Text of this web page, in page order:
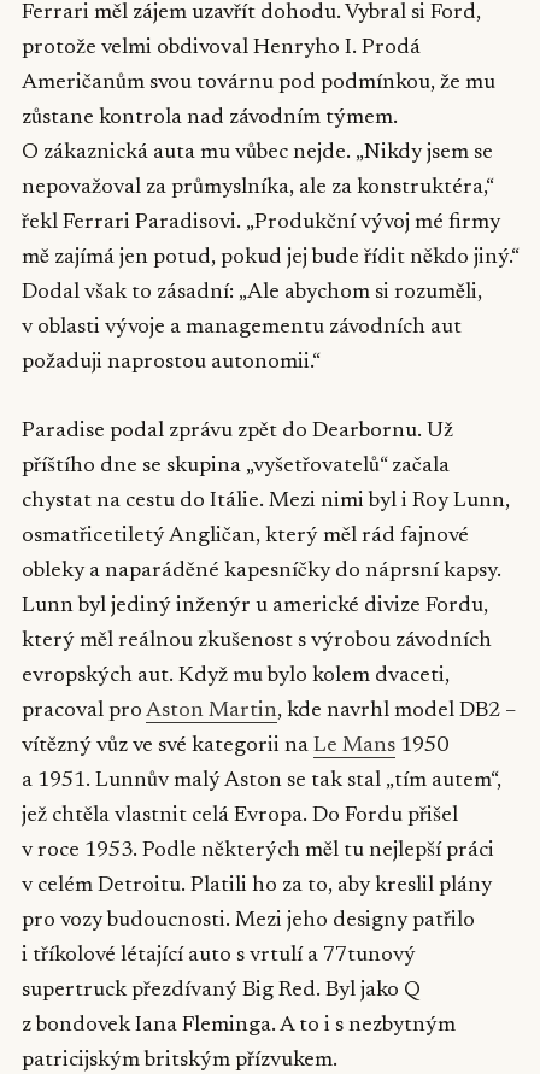
Ferrari měl zájem uzavřít dohodu. Vybral si Ford,
protože velmi obdivoval Henryho I. Prodá
Američanům svou továrnu pod podmínkou, že mu
zůstane kontrola nad závodním týmem.
O zákaznická auta mu vůbec nejde. „Nikdy jsem se
nepovažoval za průmyslníka, ale za konstruktéra,“
řekl Ferrari Paradisovi. „Produkční vývoj mé firmy
mě zajímá jen potud, pokud jej bude řídit někdo jiný.“
Dodal však to zásadní: „Ale abychom si rozuměli,
v oblasti vývoje a managementu závodních aut
požaduji naprostou autonomii.“
Paradise podal zprávu zpět do Dearbornu. Už
příštího dne se skupina „vyšetřovatelů“ začala
chystat na cestu do Itálie. Mezi nimi byl i Roy Lunn,
osmatřicetiletý Angličan, který měl rád fajnové
obleky a naparáděné kapesníčky do náprsní kapsy.
Lunn byl jediný inženýr u americké divize Fordu,
který měl reálnou zkušenost s výrobou závodních
evropských aut. Když mu bylo kolem dvaceti,
pracoval pro Aston Martin, kde navrhl model DB2 –
vítězný vůz ve své kategorii na Le Mans 1950
a 1951. Lunnův malý Aston se tak stal „tím autem“,
jež chtěla vlastnit celá Evropa. Do Fordu přišel
v roce 1953. Podle některých měl tu nejlepší práci
v celém Detroitu. Platili ho za to, aby kreslil plány
pro vozy budoucnosti. Mezi jeho designy patřilo
i tříkolové létající auto s vrtulí a 77tunový
supertruck přezdívaný Big Red. Byl jako Q
z bondovek Iana Fleminga. A to i s nezbytným
patricijským britským přízvukem.